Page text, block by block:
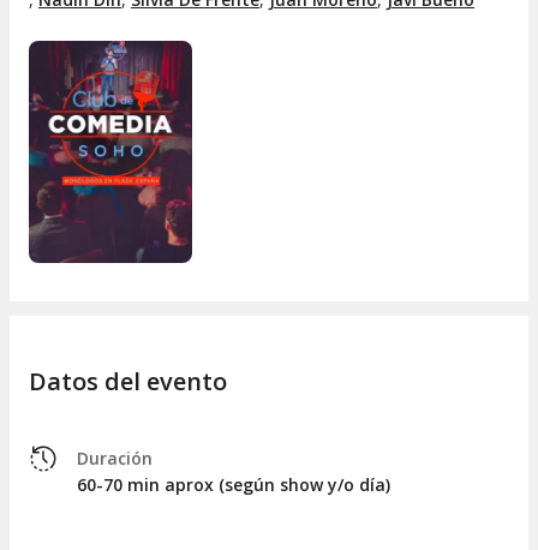
Humor en directo, cercano y sin filtros
Ubicación top: Plaza España
Ambiente de club (puedes tomar algo durante el show)
Cada semana, espectáculo diferente
Con más de800 opiniones y una valoración
sobresaliente, es uno de los planes de comedia mejor
valorados de Madrid.
Datos del evento
Duración
60-70 min aprox (según show y/o día)